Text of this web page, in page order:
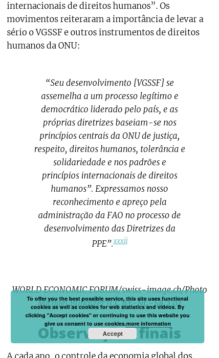
internacionais de direitos humanos”. Os
movimentos reiteraram a importância de levar a
sério o VGSSF e outros instrumentos de direitos
humanos da ONU:
“Seu desenvolvimento [VGSSF] se
assemelha a um processo legítimo e
democrático liderado pelo país, e as
próprias diretrizes baseiam-se nos
princípios centrais da ONU de justiça,
respeito, direitos humanos, tolerância e
solidariedade e nos padrões e
princípios internacionais de direitos
humanos”. Expressamos nosso
reconhecimento e apreço pela
administração da FAO no processo de
desenvolvimento das Diretrizes da
PPE”.xxxii
WORLD ECONOMIC FORUM/swiss-image.ch/Photo
Michael Buholzer (CC BY-NC-SA 2.0)
Observações finais
A cada ano, o controle da economia global dos
To offer you the best possible service, this site uses functional
cookies as well as cookies for web statistics and videos. By
clicking "Accept cookies" or continuing to use this website you
give us consent to use cookies.more information
Accept